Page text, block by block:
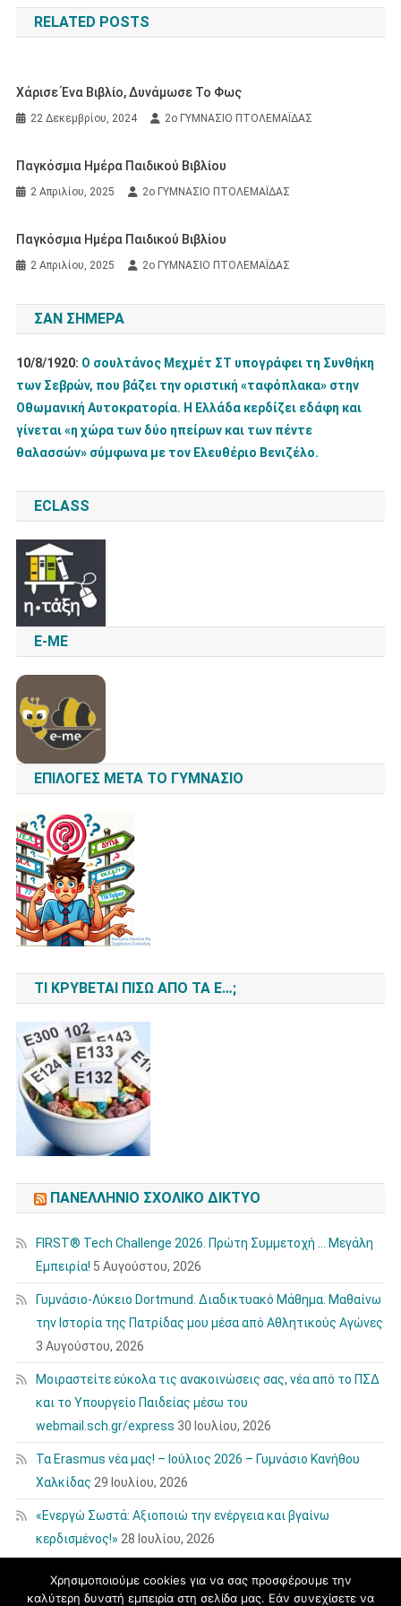
RELATED POSTS
Χάρισε Ένα Βιβλίο, Δυνάμωσε Το Φως
22 Δεκεμβρίου, 2024 2ο ΓΥΜΝΑΣΙΟ ΠΤΟΛΕΜΑΪΔΑΣ
Παγκόσμια Ημέρα Παιδικού Βιβλίου
2 Απριλίου, 2025 2ο ΓΥΜΝΑΣΙΟ ΠΤΟΛΕΜΑΪΔΑΣ
Παγκόσμια Ημέρα Παιδικού Βιβλίου
2 Απριλίου, 2025 2ο ΓΥΜΝΑΣΙΟ ΠΤΟΛΕΜΑΪΔΑΣ
ΣΑΝ ΣΉΜΕΡΑ
10/8/1920: Ο σουλτάνος Μεχμέτ ΣΤ υπογράφει τη Συνθήκη
των Σεβρών, που βάζει την οριστική «ταφόπλακα» στην
Οθωμανική Αυτοκρατορία. Η Ελλάδα κερδίζει εδάφη και
γίνεται «η χώρα των δύο ηπείρων και των πέντε
θαλασσών» σύμφωνα με τον Ελευθέριο Βενιζέλο.
ECLASS
E-ME
ΕΠΙΛΟΓΈΣ ΜΕΤΆ ΤΟ ΓΥΜΝΆΣΙΟ
ΤΙ ΚΡΎΒΕΤΑΙ ΠΊΣΩ ΑΠΌ ΤΑ Ε…;
ΠΑΝΕΛΛΉΝΙΟ ΣΧΟΛΙΚΌ ΔΊΚΤΥΟ
FIRST® Tech Challenge 2026. Πρώτη Συμμετοχή … Μεγάλη
Εμπειρία! 5 Αυγούστου, 2026
Γυμνάσιο-Λύκειο Dortmund. Διαδικτυακό Μάθημα. Μαθαίνω
την Ιστορία της Πατρίδας μου μέσα από Αθλητικούς Αγώνες
3 Αυγούστου, 2026
Μοιραστείτε εύκολα τις ανακοινώσεις σας, νέα από το ΠΣΔ
και το Υπουργείο Παιδείας μέσω του
webmail.sch.gr/express 30 Ιουλίου, 2026
Τα Erasmus νέα μας! – Ιούλιος 2026 – Γυμνάσιο Κανήθου
Χαλκίδας 29 Ιουλίου, 2026
«Ενεργώ Σωστά: Αξιοποιώ την ενέργεια και βγαίνω
κερδισμένος!» 28 Ιουλίου, 2026
Χρησιμοποιούμε cookies για να σας προσφέρουμε την
καλύτερη δυνατή εμπειρία στη σελίδα μας. Εάν συνεχίσετε να